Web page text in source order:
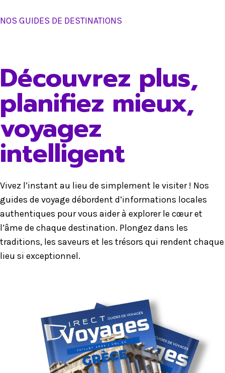
NOS GUIDES DE DESTINATIONS
Découvrez plus,
planifiez mieux,
voyagez
intelligent
Vivez l’instant au lieu de simplement le visiter ! Nos
guides de voyage débordent d’informations locales
authentiques pour vous aider à explorer le cœur et
l’âme de chaque destination. Plongez dans les
traditions, les saveurs et les trésors qui rendent chaque
lieu si exceptionnel.